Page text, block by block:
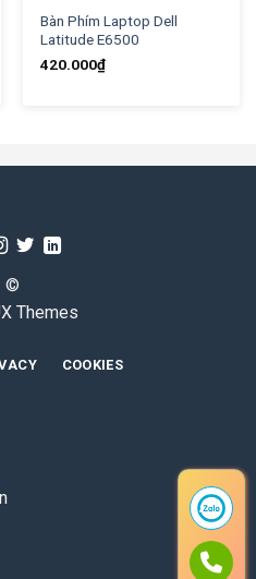
Bàn Phím Laptop Dell
Latitude E6500
420.000₫
©
Themes
COOKIES